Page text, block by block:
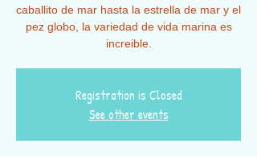
caballito de mar hasta la estrella de mar y el
pez globo, la variedad de vida marina es
increible.
Registration is Closed
See other events